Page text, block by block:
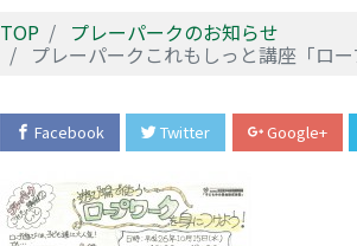
TOP プレーパークのお知らせ
プレーパークこれもしっと講座「ロー
Facebook Twitter Google+